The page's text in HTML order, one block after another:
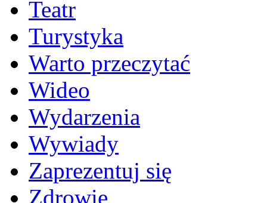
Teatr
Turystyka
Warto przeczytać
Wideo
Wydarzenia
Wywiady
Zaprezentuj się
Zdrowie